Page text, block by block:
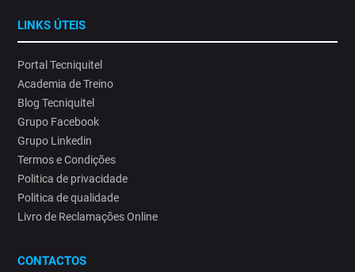
LINKS ÚTEIS
Portal Tecniquitel
Academia de Treino
Blog Tecniquitel
Grupo Facebook
Grupo Linkedin
Termos e Condições
Politica de privacidade
Politica de qualidade
Livro de Reclamações Online
CONTACTOS